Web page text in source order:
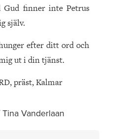
finner inte Petrus
själv.
efter ditt ord och
ut i din tjänst.
präst, Kalmar
Vanderlaan